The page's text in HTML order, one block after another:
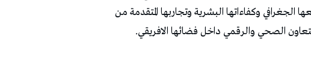
وكفاءاتها البشرية وتجاربها المتقدمة من
الصحي والرقمي داخل فضائها الافريقي.